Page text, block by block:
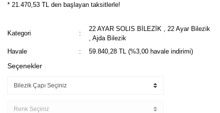
* 21.470,53 TL den başlayan taksitlerle!
Kategori
22 AYAR SOLIS BİLEZİK
22 Ayar Bilezik
,Ajda Bilezik
Havale
59.840,28 TL (%3,00 havale indirimi)
Seçenekler